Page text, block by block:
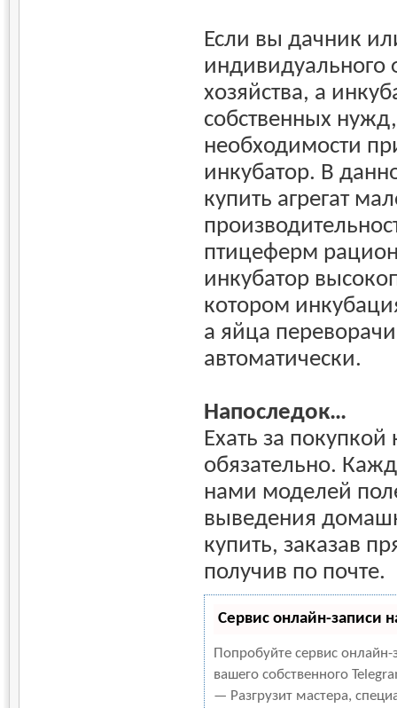
Если вы дачник
индивидуального
хозяйства, а
собственных
необходимости
инкубатор. В
купить агрегат
птицеферм
инкубатор
котором
а яйца
автоматически.
Напоследок…
Ехать за
обязательно.
нами моделей
выведения
купить, заказав
получив по почте.
Сервис онлайн-записи
Попробуйте сервис
вашего собственного
— Разгрузит мастера,